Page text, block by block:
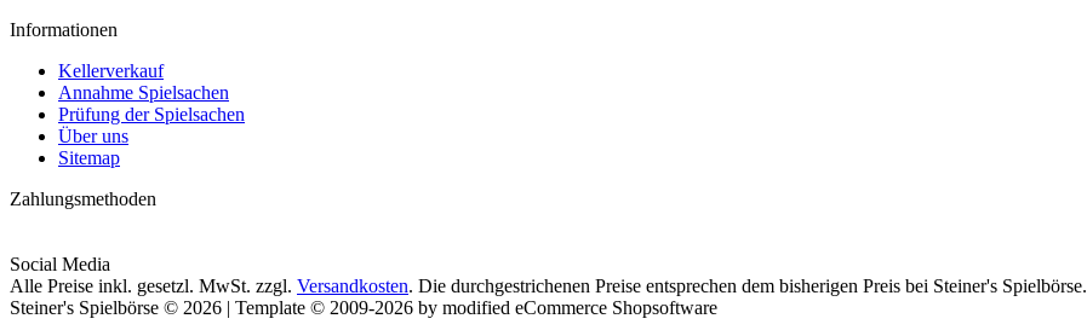
Informationen
Kellerverkauf
Annahme Spielsachen
Prüfung der Spielsachen
Über uns
Sitemap
Zahlungsmethoden
Social Media
Alle Preise inkl. gesetzl. MwSt. zzgl. Versandkosten. Die durchgestrichenen Preise entsprechen dem bisherigen Preis bei Steiner's Spielbörse.
Steiner's Spielbörse © 2026 | Template © 2009-2026 by modified eCommerce Shopsoftware